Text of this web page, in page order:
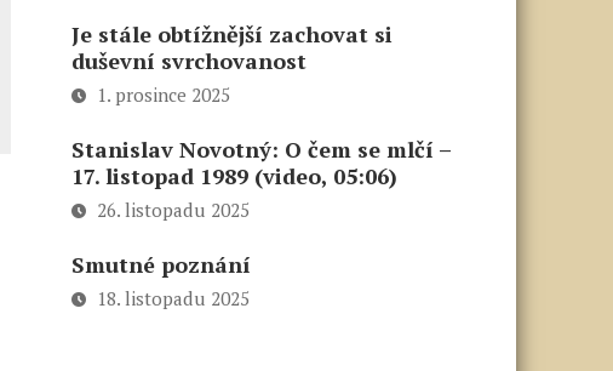
Je stále obtížnější zachovat si
duševní svrchovanost
1. prosince 2025
Stanislav Novotný: O čem se mlčí –
17. listopad 1989 (video, 05:06)
26. listopadu 2025
Smutné poznání
18. listopadu 2025